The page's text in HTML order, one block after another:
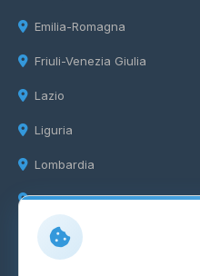
Emilia-Romagna
Friuli-Venezia Giulia
Lazio
Liguria
Lombardia
Marche
Info